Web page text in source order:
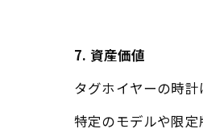
7. 資産価値
タグホイヤーの時
特定のモデルや限定